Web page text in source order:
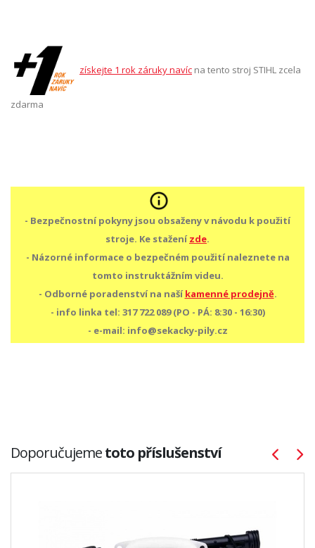
získejte 1 rok záruky navíc na tento stroj STIHL zcela
zdarma
- Bezpečnostní pokyny jsou obsaženy v návodu k použití
stroje. Ke staženízde.
- Názorné informace o bezpečném použití naleznete na
tomto instruktážním videu.
- Odborné poradenství na našíkamenné prodejně.
- info linka tel: 317 722 089 (PO - PÁ: 8:30 - 16:30)
- e-mail: info@sekacky-pily.cz
Doporučujemetoto příslušenství